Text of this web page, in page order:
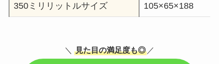
350ミリリットルサイズ 105×65×188
＼ 見た目の満足度も◎ ／